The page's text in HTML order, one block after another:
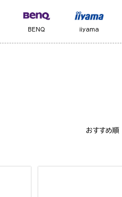
BENQ iiyama
おすすめ順